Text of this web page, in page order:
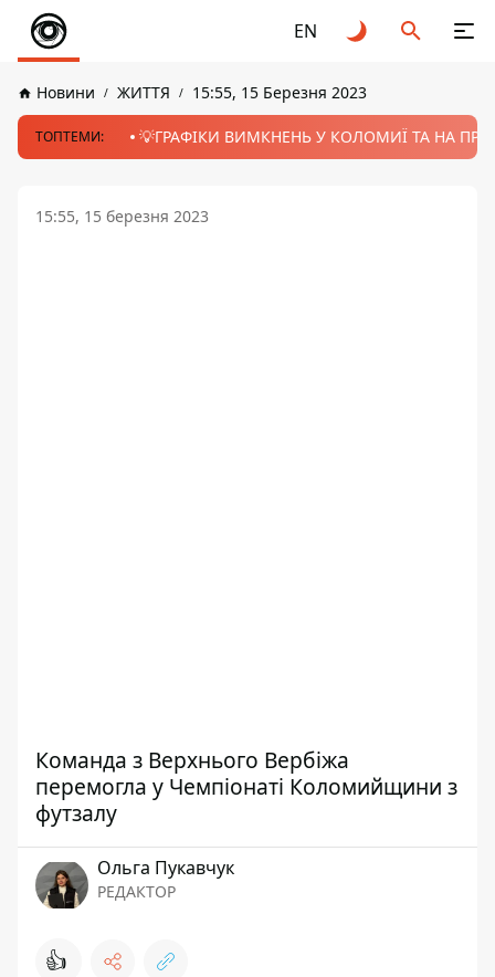
EN
Новини ЖИТТЯ 15:55, 15 Березня 2023
ТОПТЕМИ: 💡ГРАФІКИ ВИМКНЕНЬ У КОЛОМИЇ ТА НА
15:55, 15 березня 2023
Команда з Верхнього Вербіжа
перемогла у Чемпіонаті Коломийщини з
футзалу
Ольга Пукавчук
РЕДАКТОР
👍